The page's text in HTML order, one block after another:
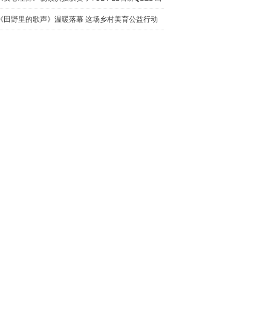
质完美呈现
《田野里的歌声》温暖落幕 这场乡村美育公益行动